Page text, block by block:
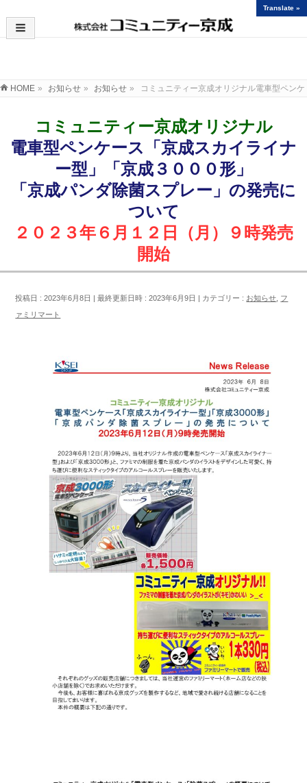
HOME » お知らせ » お知らせ » コミュニティー京成オリジナル電車型ペン
コミュニティー京成オリジナル
電車型ペンケース「京成スカイライナ
ー型」「京成３０００形」
「京成パンダ除菌スプレー」の発売に
ついて
２０２３年６月１２日（月）９時発売
開始
投稿日 : 2023年6月8日 最終更新日時 : 2023年6月9日 カテゴリー : お知らせ フ
ァミリマート
Translate »